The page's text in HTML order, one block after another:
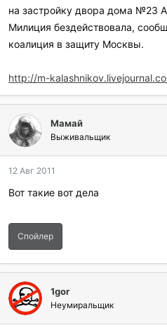
на застройку двора дома №23
Милиция бездействовала,
коалиция в защиту Москвы.
http://m-
Мамай
Выживальщик
12 Авг 2011
Вот такие вот дела
Спойлер
1gor
Неумиральщик